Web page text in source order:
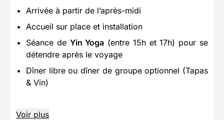
Arrivée à partir de l’après-midi
Accueil sur place et installation
Séance de Yin Yoga (entre 15h et 17h) pour se
détendre après le voyage
Dîner libre ou dîner de groupe optionnel (Tapas
& Vin)
Voir plus